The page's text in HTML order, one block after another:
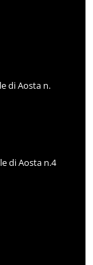
di Aosta n.
di Aosta n.4